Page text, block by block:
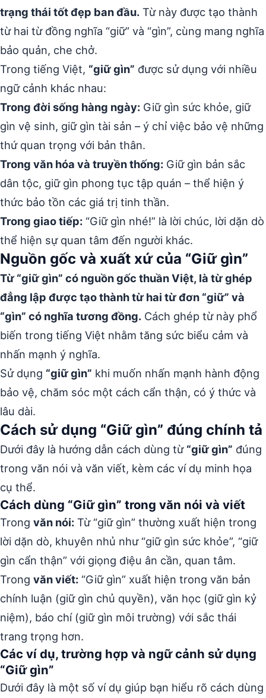
trạng thái tốt đẹp ban đầu. Từ này được tạo thành
từ hai từ đồng nghĩa “giữ” và “gìn”, cùng mang nghĩa
bảo quản, che chở.
Trong tiếng Việt, “giữ gìn” được sử dụng với nhiều
ngữ cảnh khác nhau:
Trong đời sống hàng ngày: Giữ gìn sức khỏe, giữ
gìn vệ sinh, giữ gìn tài sản – ý chỉ việc bảo vệ những
thứ quan trọng với bản thân.
Trong văn hóa và truyền thống: Giữ gìn bản sắc
dân tộc, giữ gìn phong tục tập quán – thể hiện ý
thức bảo tồn các giá trị tinh thần.
Trong giao tiếp: “Giữ gìn nhé!” là lời chúc, lời dặn dò
thể hiện sự quan tâm đến người khác.
Nguồn gốc và xuất xứ của “Giữ gìn”
Từ “giữ gìn” có nguồn gốc thuần Việt, là từ ghép
đẳng lập được tạo thành từ hai từ đơn “giữ” và
“gìn” có nghĩa tương đồng. Cách ghép từ này phổ
biến trong tiếng Việt nhằm tăng sức biểu cảm và
nhấn mạnh ý nghĩa.
Sử dụng “giữ gìn” khi muốn nhấn mạnh hành động
bảo vệ, chăm sóc một cách cẩn thận, có ý thức và
lâu dài.
Cách sử dụng “Giữ gìn” đúng chính tả
Dưới đây là hướng dẫn cách dùng từ “giữ gìn” đúng
trong văn nói và văn viết, kèm các ví dụ minh họa
cụ thể.
Cách dùng “Giữ gìn” trong văn nói và viết
Trong văn nói: Từ “giữ gìn” thường xuất hiện trong
lời dặn dò, khuyên nhủ như “giữ gìn sức khỏe”, “giữ
gìn cẩn thận” với giọng điệu ân cần, quan tâm.
Trong văn viết: “Giữ gìn” xuất hiện trong văn bản
chính luận (giữ gìn chủ quyền), văn học (giữ gìn kỷ
niệm), báo chí (giữ gìn môi trường) với sắc thái
trang trọng hơn.
Các ví dụ, trường hợp và ngữ cảnh sử dụng
“Giữ gìn”
Dưới đây là một số ví dụ giúp bạn hiểu rõ cách dùng